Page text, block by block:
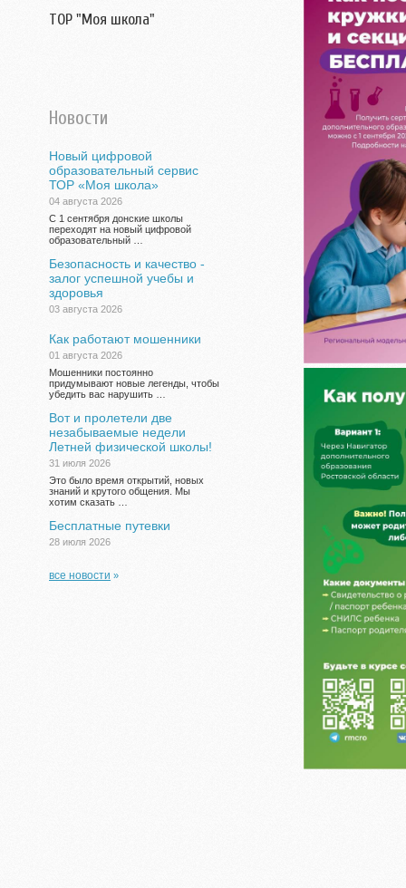
ТОР "Моя школа"
Новости
Новый цифровой
образовательный сервис
ТОР «Моя школа»
04 августа 2026
С 1 сентября донские школы
переходят на новый цифровой
образовательный …
Безопасность и качество -
залог успешной учебы и
здоровья
03 августа 2026
Как работают мошенники
01 августа 2026
Мошенники постоянно
придумывают новые легенды, чтобы
убедить вас нарушить …
Вот и пролетели две
незабываемые недели
Летней физической школы!
31 июля 2026
Это было время открытий, новых
знаний и крутого общения. Мы
хотим сказать …
Бесплатные путевки
28 июля 2026
все новости »